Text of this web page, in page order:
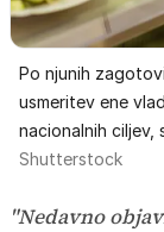
Po njunih
usmeritev ene
nacionalnih ciljev,
Shutterstock
"Nedavno